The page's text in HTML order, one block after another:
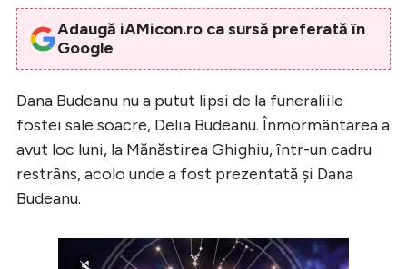
Creează cont
Adaugă iAMicon.ro ca sursă preferată în
Google
Dana Budeanu nu a putut lipsi de la funeraliile
fostei sale soacre, Delia Budeanu. Înmormântarea a
avut loc luni, la Mănăstirea Ghighiu, într-un cadru
restrâns, acolo unde a fost prezentată și Dana
Budeanu.